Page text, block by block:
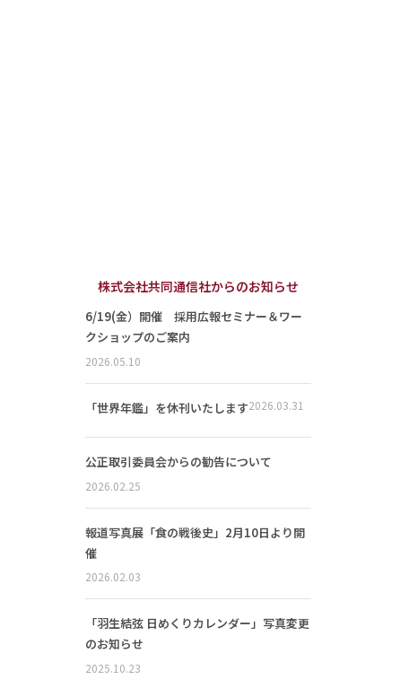
株式会社共同通信社からのお知らせ
6/19(金）開催 採用広報セミナー＆ワー
クショップのご案内
2026.05.10
「世界年鑑」を休刊いたします2026.03.31
公正取引委員会からの勧告について
2026.02.25
報道写真展「食の戦後史」2月10日より開
催
2026.02.03
「羽生結弦 日めくりカレンダー」写真変更
のお知らせ
2025.10.23